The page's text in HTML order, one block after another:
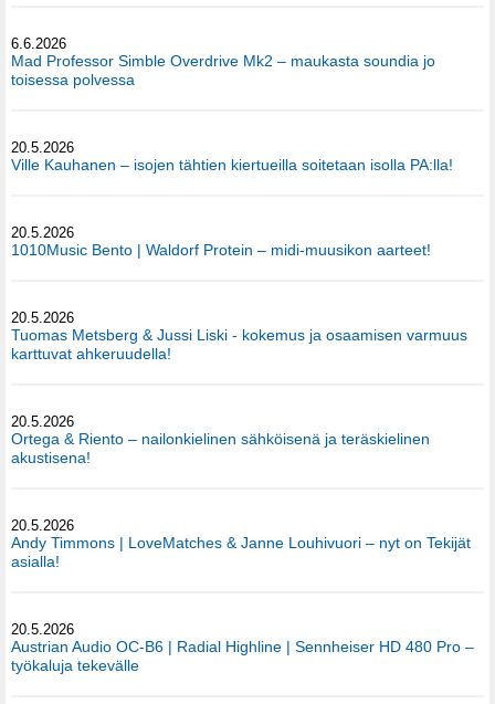
6.6.2026
Mad Professor Simble Overdrive Mk2 – maukasta soundia jo
toisessa polvessa
20.5.2026
Ville Kauhanen – isojen tähtien kiertueilla soitetaan isolla PA:lla!
20.5.2026
1010Music Bento | Waldorf Protein – midi-muusikon aarteet!
20.5.2026
Tuomas Metsberg & Jussi Liski - kokemus ja osaamisen varmuus
karttuvat ahkeruudella!
20.5.2026
Ortega & Riento – nailonkielinen sähköisenä ja teräskielinen
akustisena!
20.5.2026
Andy Timmons | LoveMatches & Janne Louhivuori – nyt on Tekijät
asialla!
20.5.2026
Austrian Audio OC-B6 | Radial Highline | Sennheiser HD 480 Pro –
työkaluja tekevälle